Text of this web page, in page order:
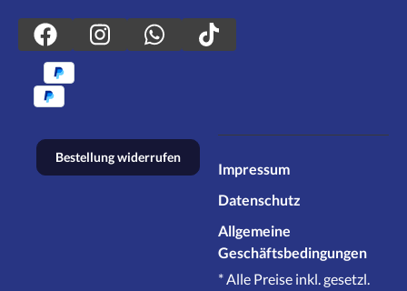
Bestellung widerrufen
Impressum
Datenschutz
Allgemeine
Geschäftsbedingungen
* Alle Preise inkl. gesetzl.